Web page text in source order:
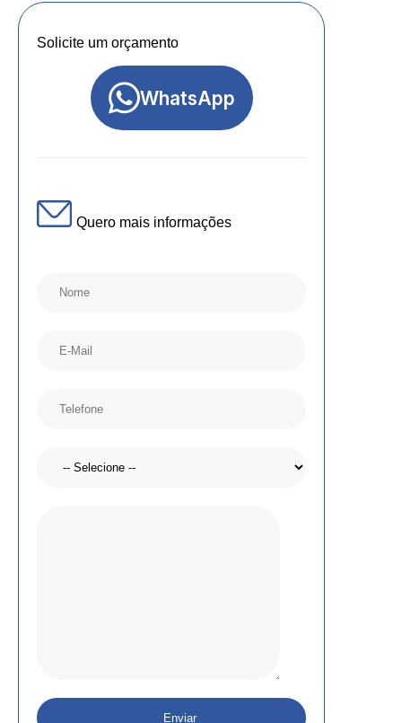
Solicite um orçamento
WhatsApp
Quero mais informações